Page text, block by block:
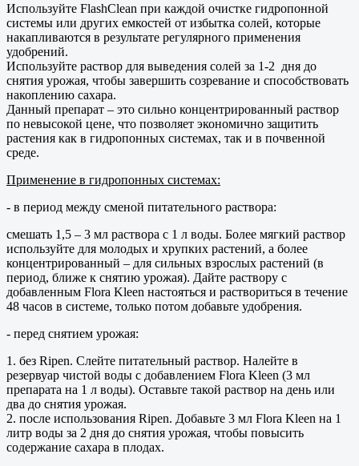
Используйте FlashClean при каждой очистке гидропонной
системы или других емкостей от избытка солей, которые
накапливаются в результате регулярного применения
удобрений.
Используйте раствор для выведения солей за 1-2 дня до
снятия урожая, чтобы завершить созревание и способствовать
накоплению сахара.
Данный препарат – это сильно концентрированный раствор
по невысокой цене, что позволяет экономично защитить
растения как в гидропонных системах, так и в почвенной
среде.
Применение в гидропонных системах:
- в период между сменой питательного раствора:
смешать 1,5 – 3 мл раствора с 1 л воды. Более мягкий раствор
используйте для молодых и хрупких растений, а более
концентрированный – для сильных взрослых растений (в
период, ближе к снятию урожая). Дайте раствору с
добавленным Flora Kleen настояться и раствориться в течение
48 часов в системе, только потом добавьте удобрения.
- перед снятием урожая:
1. без Ripen. Слейте питательный раствор. Налейте в
резервуар чистой воды с добавлением Flora Kleen (3 мл
препарата на 1 л воды). Оставьте такой раствор на день или
два до снятия урожая.
2. после использования Ripen. Добавьте 3 мл Flora Kleen на 1
литр воды за 2 дня до снятия урожая, чтобы повысить
содержание сахара в плодах.